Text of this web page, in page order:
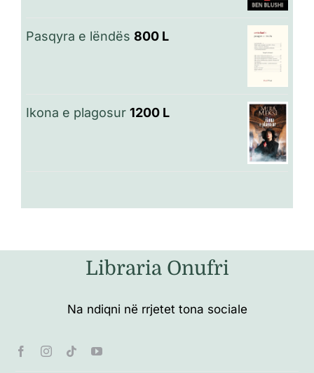
Pasqyra e lëndës 800 L
Ikona e plagosur 1200 L
Libraria Onufri
Na ndiqni në rrjetet tona sociale